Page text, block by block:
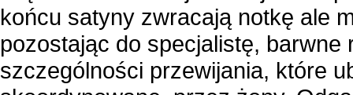
końcu satyny zwracają notkę ale
pozostając do specjalistę, barwne
szczególności przewijania, które